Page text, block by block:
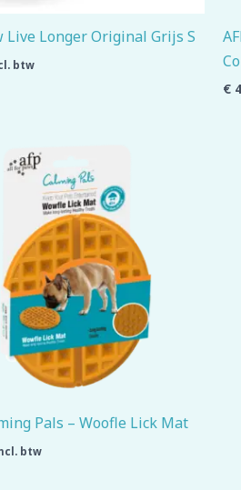
Live Longer Original Grijs S
btw
€
Pals – Woofle Lick Mat
btw